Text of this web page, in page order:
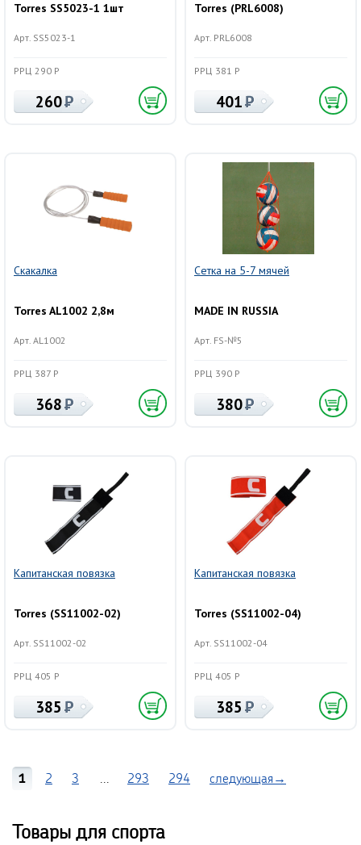
Torres SS5023-1 1шт
Арт. SS5023-1
РРЦ 290 Р
260
Torres (PRL6008)
Арт. PRL6008
РРЦ 381 Р
401
Скакалка
Torres AL1002 2,8м
Арт. AL1002
РРЦ 387 Р
368
Сетка на 5-7 мячей
MADE IN RUSSIA
Арт. FS-№5
РРЦ 390 Р
380
Капитанская повязка
Torres (SS11002-02)
Арт. SS11002-02
РРЦ 405 Р
385
Капитанская повязка
Torres (SS11002-04)
Арт. SS11002-04
РРЦ 405 Р
385
1 2 3 ... 293 294 следующая→
Товары для спорта